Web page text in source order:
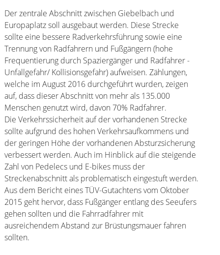
Der zentrale Abschnitt zwischen Giebelbach und
Europaplatz soll ausgebaut werden. Diese Strecke
sollte eine bessere Radverkehrsführung sowie eine
Trennung von Radfahrern und Fußgängern (hohe
Frequentierung durch Spaziergänger und Radfahrer -
Unfallgefahr/ Kollisionsgefahr) aufweisen. Zählungen,
welche im August 2016 durchgeführt wurden, zeigen
auf, dass dieser Abschnitt von mehr als 135.000
Menschen genutzt wird, davon 70% Radfahrer.
Die Verkehrssicherheit auf der vorhandenen Strecke
sollte aufgrund des hohen Verkehrsaufkommens und
der geringen Höhe der vorhandenen Absturzsicherung
verbessert werden. Auch im Hinblick auf die steigende
Zahl von Pedelecs und E-bikes muss der
Streckenabschnitt als problematisch eingestuft werden.
Aus dem Bericht eines TÜV-Gutachtens vom Oktober
2015 geht hervor, dass Fußgänger entlang des Seeufers
gehen sollten und die Fahrradfahrer mit
ausreichendem Abstand zur Brüstungsmauer fahren
sollten.